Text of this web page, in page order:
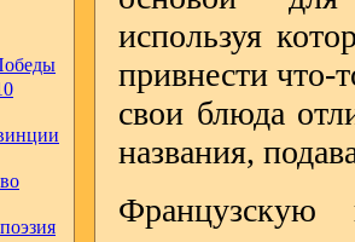
используя
привнести что-
свои блюда
названия,